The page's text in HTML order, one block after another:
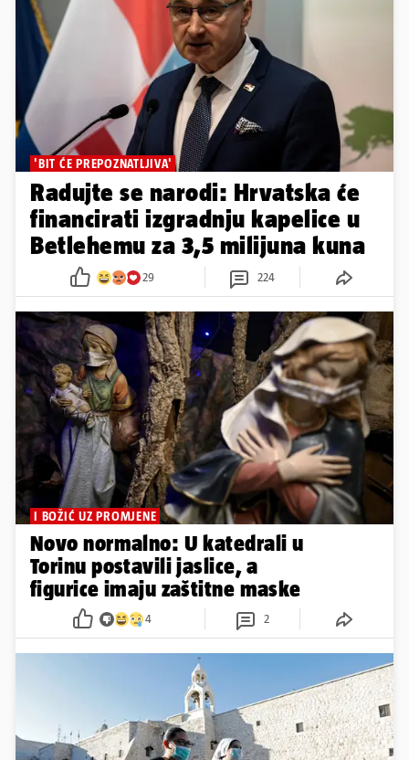
'BIT ĆE PREPOZNATLJIVA'
Radujte se narodi: Hrvatska će
financirati izgradnju kapelice u
Betlehemu za 3,5 milijuna kuna
29 224
I BOŽIĆ UZ PROMJENE
Novo normalno: U katedrali u
Torinu postavili jaslice, a
figurice imaju zaštitne maske
4 2